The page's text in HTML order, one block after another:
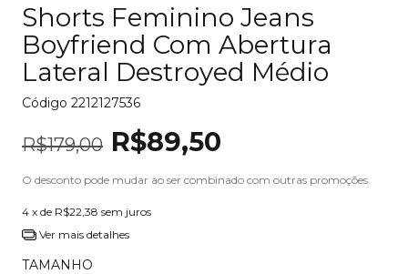
Shorts Feminino Jeans
Boyfriend Com Abertura
Lateral Destroyed Médio
Código 2212127536
R$179,00 R$89,50
O desconto pode mudar ao ser combinado com outras promoções.
4 x de R$22,38 sem juros
Ver mais detalhes
TAMANHO